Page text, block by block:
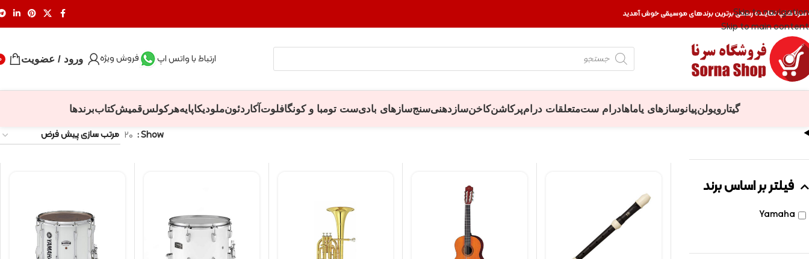
Skip to navigation
Skip to main content
سرنا شاپ نماینده رسمی برترین برندهای موسیقی خوش آمدید
ارتباط با واتس اپ فروش ویژه ورود / عضویت
گیتار ویولنپیانوسازهای یاماهادرام ستمتعلقات درامپرکاشنکاخنسازدهنیسنجسازهای بادیست تومبا و کونگافلوت آکاردئونملودیکاپایههرکولسقمیشکتاببرندها
فیلتر بر اساس برند
Yamaha
Show ۲۰